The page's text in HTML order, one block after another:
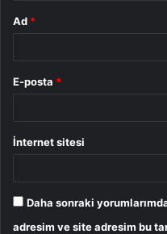
Ad *
E-posta *
İnternet sitesi
Daha sonraki
adresim ve site adresim bu